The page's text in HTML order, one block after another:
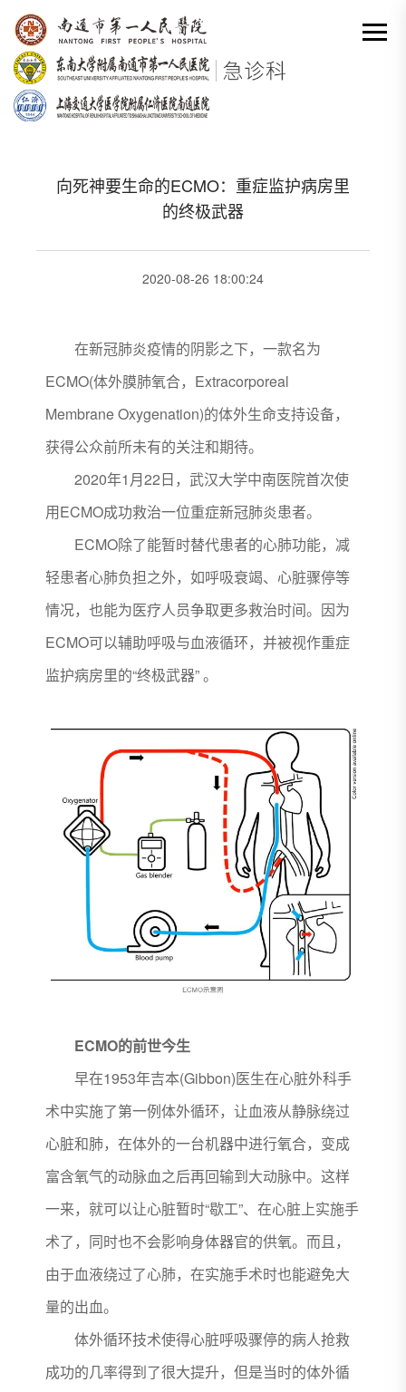
网站首页 - 科研 - 新技术
向死神要生命的ECMO：重症监护病房里的终极武器
分类出来
向死神要生命的ECMO：重症监护病房里
的终极武器
2020-08-26 18:00:24
在新冠肺炎疫情的阴影之下，一款名为
ECMO(体外膜肺氧合，Extracorporeal
Membrane Oxygenation)的体外生命支持设备，
获得公众前所未有的关注和期待。
2020年1月22日，武汉大学中南医院首次使
用ECMO成功救治一位重症新冠肺炎患者。
ECMO除了能暂时替代患者的心肺功能，减
轻患者心肺负担之外，如呼吸衰竭、心脏骤停等
情况，也能为医疗人员争取更多救治时间。因为
ECMO可以辅助呼吸与血液循环，并被视作重症
监护病房里的“终极武器” 。
ECMO的前世今生
早在1953年吉本(Gibbon)医生在心脏外科手
术中实施了第一例体外循环，让血液从静脉绕过
心脏和肺，在体外的一台机器中进行氧合，变成
富含氧气的动脉血之后再回输到大动脉中。这样
一来，就可以让心脏暂时“歇工”、在心脏上实施手
术了，同时也不会影响身体器官的供氧。而且，
由于血液绕过了心肺，在实施手术时也能避免大
量的出血。
体外循环技术使得心脏呼吸骤停的病人抢救
成功的几率得到了很大提升，但是当时的体外循